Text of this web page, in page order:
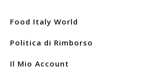
Food Italy World
Politica di Rimborso
Il Mio Account